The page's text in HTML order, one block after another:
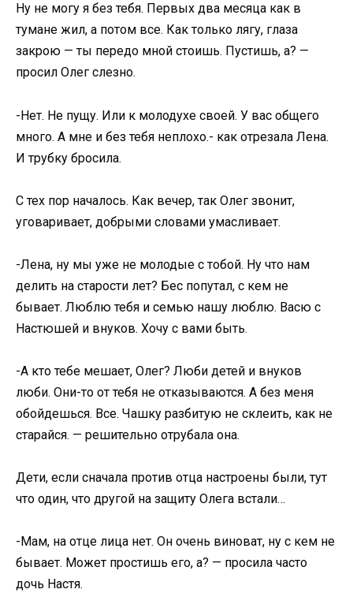
Ну не могу я без тебя. Первых два месяца как в
тумане жил, а потом все. Как только лягу, глаза
закрою — ты передо мной стоишь. Пустишь, а? —
просил Олег слезно.
-Нет. Не пущу. Или к молодухе своей. У вас общего
много. А мне и без тебя неплохо.- как отрезала Лена.
И трубку бросила.
C тех пор началось. Как вечер, так Олег звонит,
уговаривает, добрыми словами умасливает.
-Лена, ну мы уже не молодые с тобой. Ну что нам
делить на старости лет? Бес попутал, с кем не
бывает. Люблю тебя и семью нашу люблю. Васю с
Настюшей и внуков. Хочу с вами быть.
-А кто тебе мешает, Олег? Люби детей и внуков
люби. Они-то от тебя не отказываются. А без меня
обойдешься. Все. Чашку разбитую не склеить, как не
старайся. — решительно отрубала она.
Дети, если сначала против отца настроены были, тут
что один, что другой на защиту Олега встали…
-Мам, на отце лица нет. Он очень виноват, ну с кем не
бывает. Может простишь его, а? — просила часто
дочь Настя.